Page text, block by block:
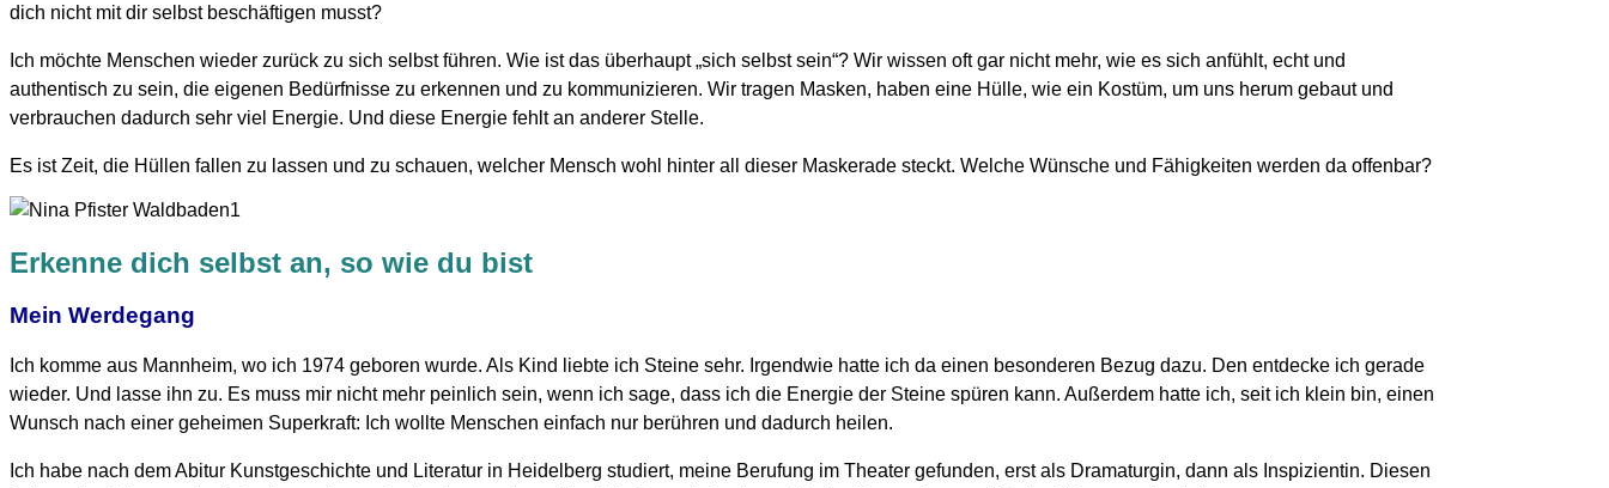
dich nicht mit dir selbst beschäftigen musst?
Ich möchte Menschen wieder zurück zu sich selbst führen. Wie ist das überhaupt „sich selbst sein“? Wir wissen oft gar nicht mehr, wie es sich anfühlt, echt und
authentisch zu sein, die eigenen Bedürfnisse zu erkennen und zu kommunizieren. Wir tragen Masken, haben eine Hülle, wie ein Kostüm, um uns herum gebaut und
verbrauchen dadurch sehr viel Energie. Und diese Energie fehlt an anderer Stelle.
Es ist Zeit, die Hüllen fallen zu lassen und zu schauen, welcher Mensch wohl hinter all dieser Maskerade steckt. Welche Wünsche und Fähigkeiten werden da offenbar?
Erkenne dich selbst an, so wie du bist
Mein Werdegang
Ich komme aus Mannheim, wo ich 1974 geboren wurde. Als Kind liebte ich Steine sehr. Irgendwie hatte ich da einen besonderen Bezug dazu. Den entdecke ich gerade
wieder. Und lasse ihn zu. Es muss mir nicht mehr peinlich sein, wenn ich sage, dass ich die Energie der Steine spüren kann. Außerdem hatte ich, seit ich klein bin, einen
Wunsch nach einer geheimen Superkraft: Ich wollte Menschen einfach nur berühren und dadurch heilen.
Ich habe nach dem Abitur Kunstgeschichte und Literatur in Heidelberg studiert, meine Berufung im Theater gefunden, erst als Dramaturgin, dann als Inspizientin. Diesen